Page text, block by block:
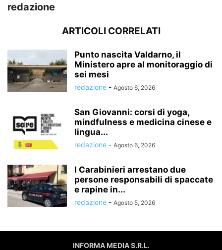
redazione
ARTICOLI CORRELATI
Punto nascita Valdarno, il
Ministero apre al monitoraggio di
sei mesi
redazione - Agosto 6, 2026
San Giovanni: corsi di yoga,
mindfulness e medicina cinese e
lingua...
redazione - Agosto 6, 2026
I Carabinieri arrestano due
persone responsabili di spaccate
e rapine in...
redazione - Agosto 5, 2026
INFORMA MEDIA S.R.L.